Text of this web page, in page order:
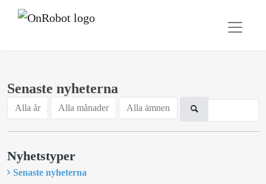
Senaste nyheterna
Alla år Alla månader Alla ämnen
Nyhetstyper
Senaste nyheterna